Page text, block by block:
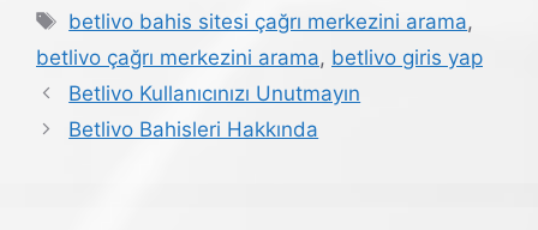
Etiketler
betlivo bahis sitesi çağrı merkezini arama,
betlivo çağrı merkezini arama, betlivo giris yap
Betlivo Kullanıcınızı Unutmayın
Betlivo Bahisleri Hakkında